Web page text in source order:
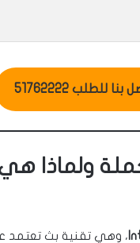
بنا للطلب 51762222
، وهي تقنية بث تعتمد